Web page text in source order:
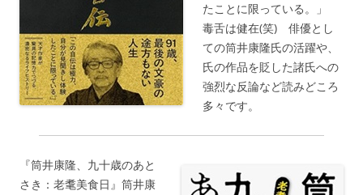
たことに限っている。」
毒舌は健在(笑) 俳優とし
ての筒井康隆氏の活躍や、
氏の作品を貶した諸氏への
強烈な反論など読みどころ
多々です。
『筒井康隆、九十歳のあと
さき：老耄美食日』筒井康